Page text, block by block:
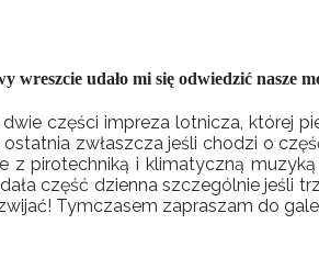
wreszcie udało mi się odwiedzić nasze
części impreza lotnicza, której
ostatnia zwłaszcza jeśli chodzi o
z pirotechniką i klimatyczną
część dzienna szczególnie jeśli
Tymczasem zapraszam do